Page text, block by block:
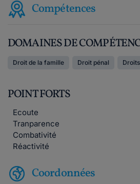
Compétences
DOMAINES DE
Droit de la famille Droit pénal
POINT FORTS
Ecoute
Tranparence
Combativité
Réactivité
Coordonnées